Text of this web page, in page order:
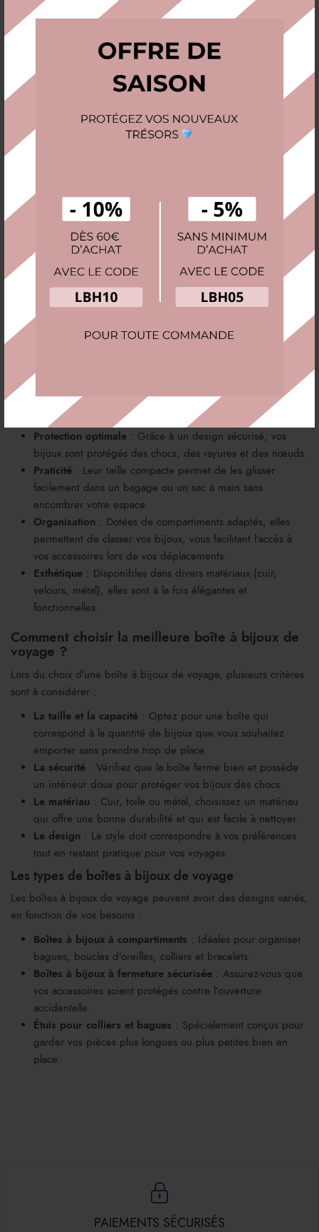
Pourquoi choisir une boîte à bijoux de
voyage ?
Les boîtes à bijoux de voyage sont spécialement conçues pour
offrir une protection maximale à vos accessoires pendant vos
déplacements. Compactes et pratiques, elles permettent de
transporter vos bijoux en toute sécurité, sans risquer de les
abîmer ou de les emmêler.
Les avantages d’une boîte à bijoux de voyage
Investir dans une boîte à bijoux de voyage présente de
nombreux avantages :
Protection optimale : Grâce à un design sécurisé, vos
bijoux sont protégés des chocs, des rayures et des nœuds.
Praticité : Leur taille compacte permet de les glisser
facilement dans un bagage ou un sac à main sans
encombrer votre espace.
Organisation : Dotées de compartiments adaptés, elles
permettent de classer vos bijoux, vous facilitant l’accès à
vos accessoires lors de vos déplacements.
Esthétique : Disponibles dans divers matériaux (cuir,
velours, métal), elles sont à la fois élégantes et
fonctionnelles.
Comment choisir la meilleure boîte à bijoux de
voyage ?
Lors du choix d’une boîte à bijoux de voyage, plusieurs critères
sont à considérer :
La taille et la capacité : Optez pour une boîte qui
correspond à la quantité de bijoux que vous souhaitez
emporter sans prendre trop de place.
La sécurité : Vérifiez que la boîte ferme bien et possède
un intérieur doux pour protéger vos bijoux des chocs.
Le matériau : Cuir, toile ou métal, choisissez un matériau
qui offre une bonne durabilité et qui est facile à nettoyer.
Le design : Le style doit correspondre à vos préférences
tout en restant pratique pour vos voyages.
Les types de boîtes à bijoux de voyage
Les boîtes à bijoux de voyage peuvent avoir des designs variés,
en fonction de vos besoins :
Boîtes à bijoux à compartiments : Idéales pour organiser
bagues, boucles d’oreilles, colliers et bracelets.
Boîtes à bijoux à fermeture sécurisée : Assurez-vous que
vos accessoires soient protégés contre l’ouverture
accidentelle.
Étuis pour colliers et bagues : Spécialement conçus pour
garder vos pièces plus longues ou plus petites bien en
place.
PAIEMENTS SÉCURISÉS